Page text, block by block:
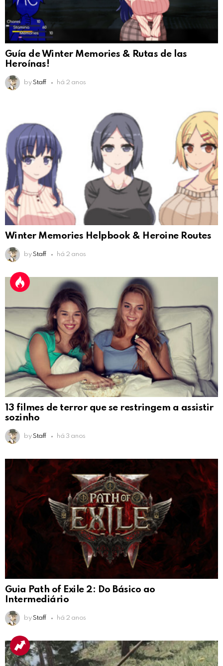
Guía de Winter Memories & Rutas de las
Heroínas!
by Staff há 2 anos
Winter Memories Helpbook & Heroine Routes
by Staff há 2 anos
13 filmes de terror que se restringem a assistir
sozinho
by Staff há 3 anos
Guia Path of Exile 2: Do Básico ao
Intermediário
by Staff há 2 anos